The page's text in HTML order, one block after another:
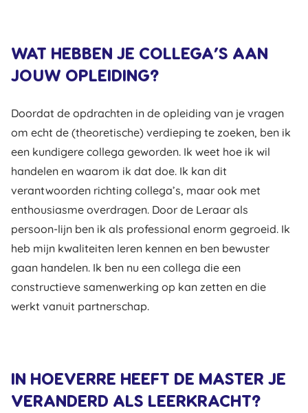
WAT HEBBEN JE COLLEGA’S AAN
JOUW OPLEIDING?
Doordat de opdrachten in de opleiding van je vragen
om echt de (theoretische) verdieping te zoeken, ben ik
een kundigere collega geworden. Ik weet hoe ik wil
handelen en waarom ik dat doe. Ik kan dit
verantwoorden richting collega’s, maar ook met
enthousiasme overdragen. Door de Leraar als
persoon-lijn ben ik als professional enorm gegroeid. Ik
heb mijn kwaliteiten leren kennen en ben bewuster
gaan handelen. Ik ben nu een collega die een
constructieve samenwerking op kan zetten en die
werkt vanuit partnerschap.
IN HOEVERRE HEEFT DE MASTER JE
VERANDERD ALS LEERKRACHT?